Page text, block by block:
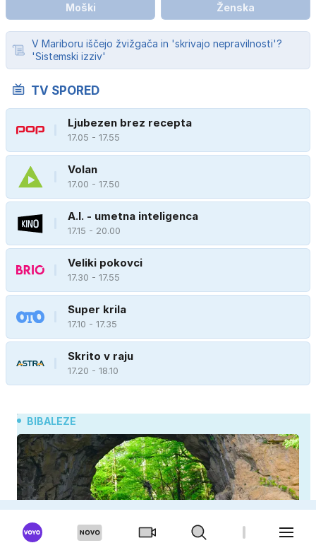
Moški Ženska
V Mariboru iščejo žvižgača in 'skrivajo nepravilnosti'?
'Sistemski izziv'
TV SPORED
Ljubezen brez recepta
17.05 - 17.55
Volan
17.00 - 17.50
A.I. - umetna inteligenca
17.15 - 20.00
Veliki pokovci
17.30 - 17.55
Super krila
17.10 - 17.35
Skrito v raju
17.20 - 18.10
BIBALEZE